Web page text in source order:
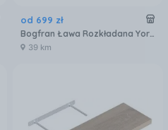
od 699 zł
Bogfran Ława Rozkładana York Y14 Dąb Grafit
39 km